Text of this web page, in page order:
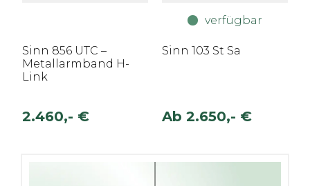
Sinn 856 UTC –
Metallarmband H-
Link
2.460,- €
verfügbar
Sinn 103 St Sa
Ab 2.650,- €